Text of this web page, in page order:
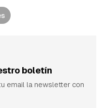
boletín
email la newsletter con